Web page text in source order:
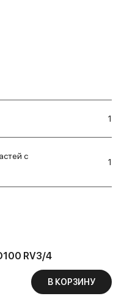
1
с
1
RV3/4
В КОРЗИНУ